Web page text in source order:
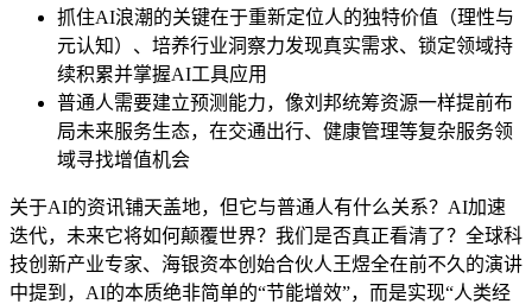
抓住AI浪潮的关键在于重新定位人的独特价值（理性与
元认知）、培养行业洞察力发现真实需求、锁定领域持
续积累并掌握AI工具应用
普通人需要建立预测能力，像刘邦统筹资源一样提前布
局未来服务生态，在交通出行、健康管理等复杂服务领
域寻找增值机会
关于AI的资讯铺天盖地，但它与普通人有什么关系？AI加速
迭代，未来它将如何颠覆世界？我们是否真正看清了？全球科
技创新产业专家、海银资本创始合伙人王煜全在前不久的演讲
中提到，AI的本质绝非简单的“节能增效”，而是实现“人类经